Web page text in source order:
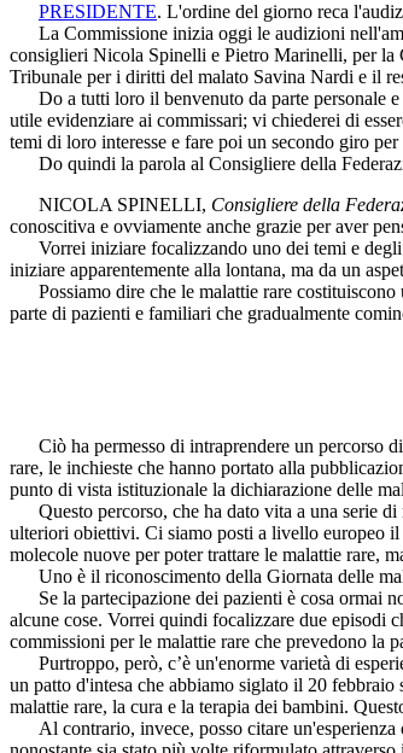
PRESIDENTE. L'ordine del giorno reca
La Commissione inizia oggi le audizioni
consiglieri Nicola Spinelli e Pietro Marinelli, per la
Tribunale per i diritti del malato Savina Nardi e il
Do a tutti loro il benvenuto da parte personale e
utile evidenziare ai commissari; vi chiederei di
temi di loro interesse e fare poi un secondo giro per
Do quindi la parola al Consigliere della
NICOLA SPINELLI, Consigliere della
conoscitiva e ovviamente anche grazie per aver
Vorrei iniziare focalizzando uno dei temi e degli
iniziare apparentemente alla lontana, ma da un
Possiamo dire che le malattie rare costituiscono
parte di pazienti e familiari che gradualmente
Ciò ha permesso di intraprendere un percorso di
rare, le inchieste che hanno portato alla
punto di vista istituzionale la dichiarazione delle
Questo percorso, che ha dato vita a una serie di
ulteriori obiettivi. Ci siamo posti a livello europeo il
molecole nuove per poter trattare le malattie rare,
Uno è il riconoscimento della Giornata delle
Se la partecipazione dei pazienti è cosa ormai
alcune cose. Vorrei quindi focalizzare due episodi
commissioni per le malattie rare che prevedono la
Purtroppo, però, c’è un'enorme varietà di
un patto d'intesa che abbiamo siglato il 20
malattie rare, la cura e la terapia dei bambini.
Al contrario, invece, posso citare un'esperienza